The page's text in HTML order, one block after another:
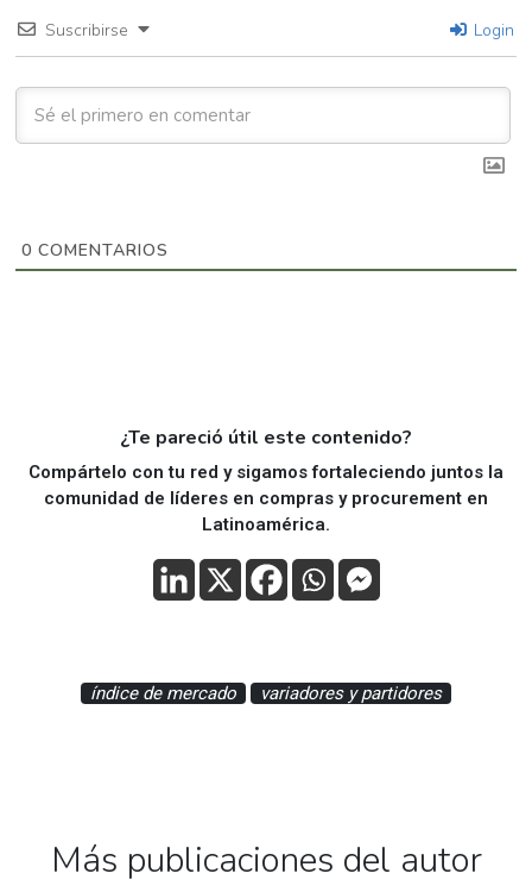
Suscribirse Login
0 COMENTARIOS
¿Te pareció útil este contenido?
Compártelo con tu red y sigamos fortaleciendo juntos la
comunidad de líderes en compras y procurement en
Latinoamérica.
índice de mercado variadores y partidores
Más publicaciones del autor